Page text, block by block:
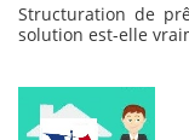
Structuration de
solution est-elle